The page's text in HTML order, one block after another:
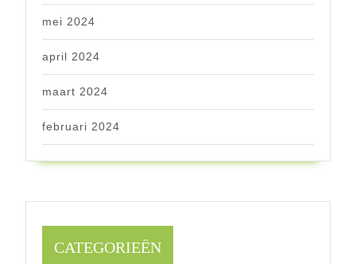
mei 2024
april 2024
maart 2024
februari 2024
CATEGORIEËN